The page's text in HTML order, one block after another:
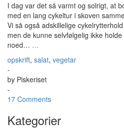
I dag var det så varmt og solrigt, at
med en lang cykeltur i skoven
Vi så også adskillelige
men de kunne selvfølgelig ikke
noed… …
opskrift, salat, vegetar
-
by Piskeriset
-
17 Comments
Kategorier